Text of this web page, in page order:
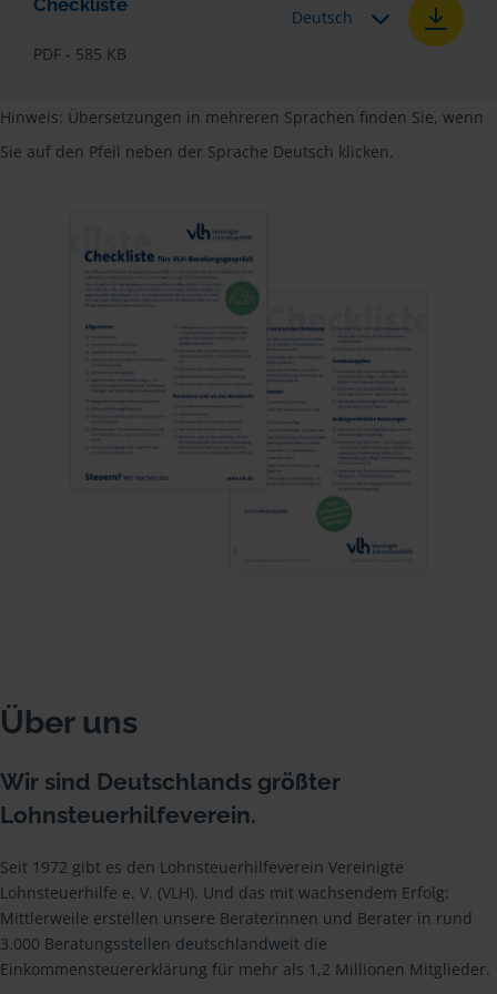
Checkliste
PDF - 585 KB
Deutsch
Hinweis: Übersetzungen in mehreren Sprachen finden Sie, wenn
Sie auf den Pfeil neben der Sprache Deutsch klicken.
Über uns
Wir sind Deutschlands größter
Lohnsteuerhilfeverein.
Seit 1972 gibt es den Lohnsteuerhilfeverein Vereinigte
Lohnsteuerhilfe e. V. (VLH). Und das mit wachsendem Erfolg:
Mittlerweile erstellen unsere Beraterinnen und Berater in rund
3.000 Beratungsstellen deutschlandweit die
Einkommensteuererklärung für mehr als 1,2 Millionen Mitglieder.